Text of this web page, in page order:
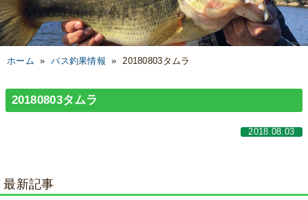
ホーム »バス釣果情報 »20180803タムラ
20180803タムラ
2018.08.03
最新記事